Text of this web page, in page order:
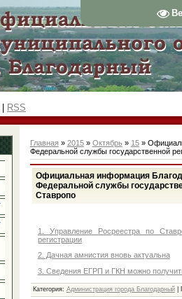
RSS
Главная » 2015 » Октябрь » 15»
Федеральной службы государственной
Официальная информация
Федеральной службы
Ставропо
1. Управление Росреестра по
регистрации
2. Дачная амнистия вновь актуальна
3. Сведения ЕГРП и ГКН можно
Категория: Администрация города Благодарный|